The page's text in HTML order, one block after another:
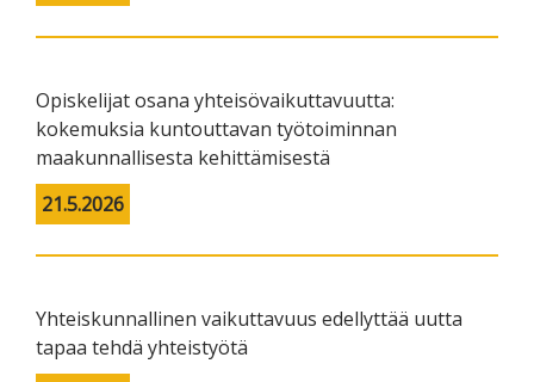
Opiskelijat osana yhteisövaikuttavuutta:
kokemuksia kuntouttavan työtoiminnan
maakunnallisesta kehittämisestä
21.5.2026
Yhteiskunnallinen vaikuttavuus edellyttää uutta
tapaa tehdä yhteistyötä